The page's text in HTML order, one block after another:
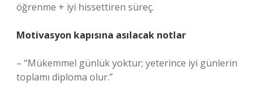
öğrenme + iyi hissettiren süreç.
Motivasyon kapısına asılacak notlar
– “Mükemmel günlük yoktur; yeterince iyi günlerin
toplamı diploma olur.”